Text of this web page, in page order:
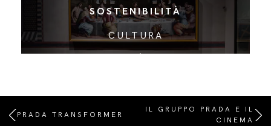
SOSTENIBILITÀ
CULTURA
PRADA TRANSFORMER
IL GRUPPO PRADA E IL
CINEMA